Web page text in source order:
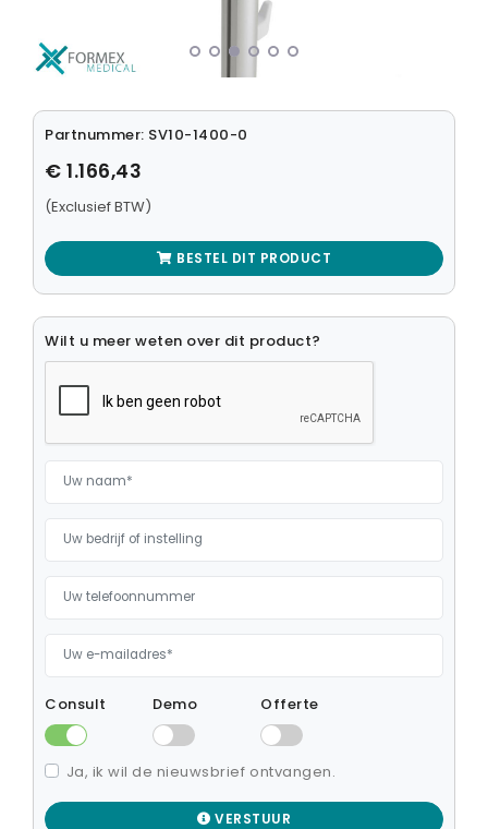
Medische Monitoren
Medische Muizen
Monitor Beugels
Opslagmedia
Ouderenzorg
Patient Infotainment
Robotica
Stroomvoorzieningen
Tablets en computers
Zorgsmartphones
Partnummer: SV10-1400-0
€ 1.166,43
(Exclusief BTW)
BESTEL DIT PRODUCT
Wilt u meer weten over dit product?
Consult Demo Offerte
Ja, ik wil de nieuwsbrief ontvangen.
VERSTUUR